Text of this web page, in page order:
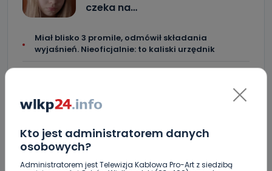
Kto jest administratorem danych
osobowych?
Administratorem jest Telewizja Kablowa Pro-Art z siedzibą
czeka na…
Miał blisko 3 promile, odmówił składania
wyjaśnień. Nieoficjalnie: to kaliski urzędnik
Drugie podejście. Podpisano umowę na
Z Krotoszyna do Wrocławia. Krótka ucieczka przed
Czysty magnez z potasem – dlaczego warto
zajrzeć do wyników z laboratorium?